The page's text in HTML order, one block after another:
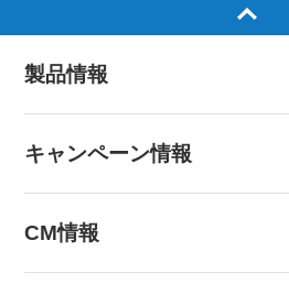
製品情報
キャンペーン情報
CM情報